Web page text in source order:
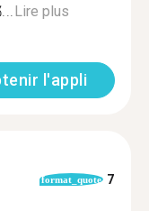
Lire plus
l'appli
format_quote 7